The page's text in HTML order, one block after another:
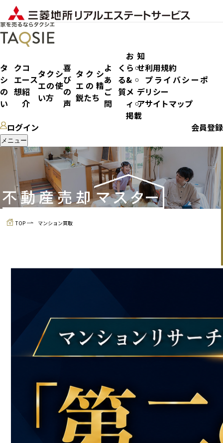
タク
シエ
の想
い
コ
ース
紹
介
タクシ
エの使
い方
喜
び
の
声
タクシ
エの精
鋭たち
よく
ある
ご質
問
お知
らせ
&
メデ
ィア
掲載
利用規約
プライバシーポ
リシー
サイトマップ
ログイン
会員登録
メニュー
マンション買取
TOP マンション買取